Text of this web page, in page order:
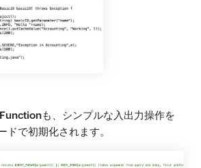
も、シンプルな入出力操作を
ドで初期化されます。